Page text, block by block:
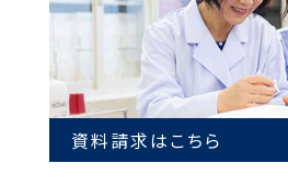
資料請求はこちら